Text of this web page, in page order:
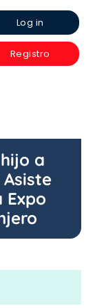
Log in
Registro
a
Expo